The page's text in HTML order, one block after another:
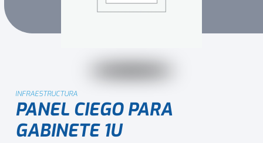
INFRAESTRUCTURA
PANEL CIEGO PARA
GABINETE 1U